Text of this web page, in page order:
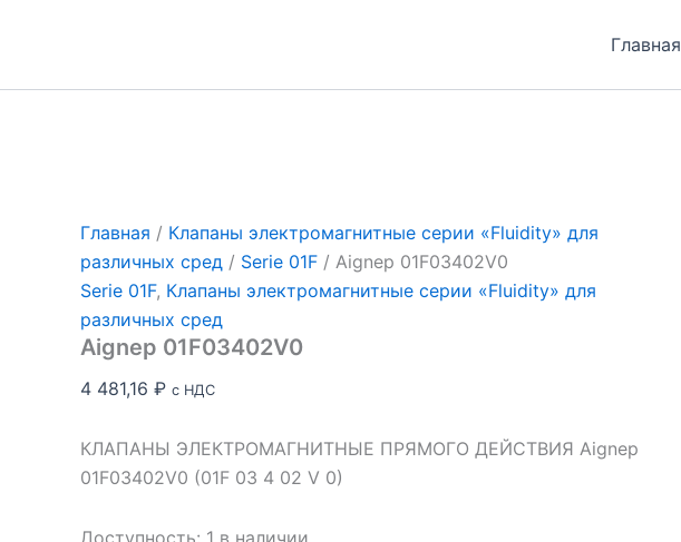
Главная
Главная / Клапаны электромагнитные серии «Fluidity» для
различных сред / Serie 01F / Aignep 01F03402V0
Serie 01F, Клапаны электромагнитные серии «Fluidity» для
различных сред
Aignep 01F03402V0
4 481,16 ₽ с НДС
КЛАПАНЫ ЭЛЕКТРОМАГНИТНЫЕ ПРЯМОГО ДЕЙСТВИЯ Aignep
01F03402V0 (01F 03 4 02 V 0)